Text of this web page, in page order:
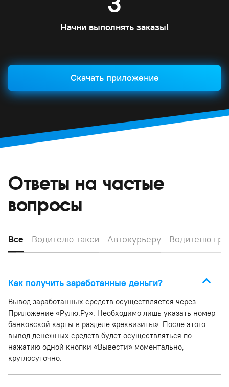
Начни выполнять заказы!
Скачать приложение
Ответы на частые
вопросы
Все Водителю такси Автокурьеру Водителю
Как получить заработанные деньги?
Вывод заработанных средств осуществляется через
Приложение «Рулю.Ру». Необходимо лишь указать номер
банковской карты в разделе «реквизиты». После этого
вывод денежных средств будет осуществляться по
нажатию одной кнопки «Вывести» моментально,
круглосуточно.